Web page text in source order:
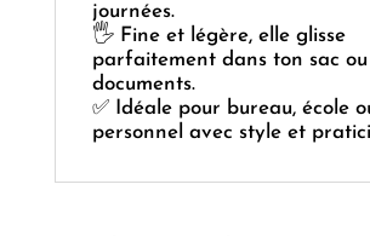
journées.
🖐️ Fine et légère, elle glisse
parfaitement dans ton sac
documents.
✅ Idéale pour bureau, école
personnel avec style et